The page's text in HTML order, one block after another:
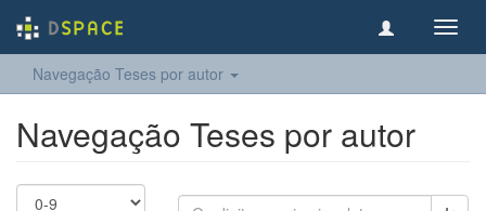
Navegação Teses por autor
Navegação Teses por autor